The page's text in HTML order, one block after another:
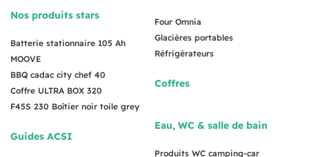
Nos produits stars
Batterie stationnaire 105 Ah
MOOVE
BBQ cadac city chef 40
Coffre ULTRA BOX 320
F45S 230 Boîtier noir toile grey
Guides ACSI
Four Omnia
Glacières portables
Réfrigérateurs
Coffres
Eau, WC & salle de bain
Produits WC camping-car